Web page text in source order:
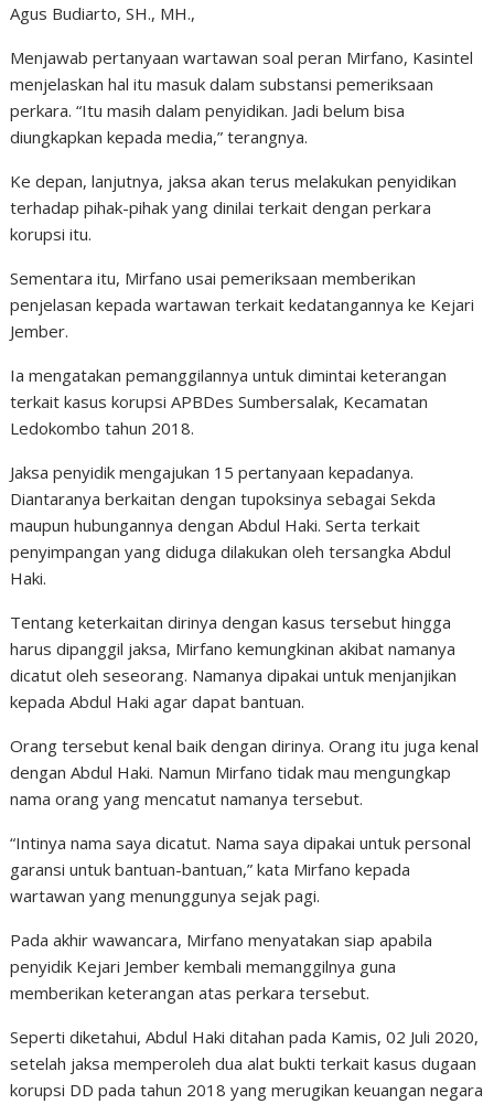
Agus Budiarto, SH., MH.,
Menjawab pertanyaan wartawan soal peran Mirfano, Kasintel
menjelaskan hal itu masuk dalam substansi pemeriksaan
perkara. “Itu masih dalam penyidikan. Jadi belum bisa
diungkapkan kepada media,” terangnya.
Ke depan, lanjutnya, jaksa akan terus melakukan penyidikan
terhadap pihak-pihak yang dinilai terkait dengan perkara
korupsi itu.
Sementara itu, Mirfano usai pemeriksaan memberikan
penjelasan kepada wartawan terkait kedatangannya ke Kejari
Jember.
Ia mengatakan pemanggilannya untuk dimintai keterangan
terkait kasus korupsi APBDes Sumbersalak, Kecamatan
Ledokombo tahun 2018.
Jaksa penyidik mengajukan 15 pertanyaan kepadanya.
Diantaranya berkaitan dengan tupoksinya sebagai Sekda
maupun hubungannya dengan Abdul Haki. Serta terkait
penyimpangan yang diduga dilakukan oleh tersangka Abdul
Haki.
Tentang keterkaitan dirinya dengan kasus tersebut hingga
harus dipanggil jaksa, Mirfano kemungkinan akibat namanya
dicatut oleh seseorang. Namanya dipakai untuk menjanjikan
kepada Abdul Haki agar dapat bantuan.
Orang tersebut kenal baik dengan dirinya. Orang itu juga kenal
dengan Abdul Haki. Namun Mirfano tidak mau mengungkap
nama orang yang mencatut namanya tersebut.
“Intinya nama saya dicatut. Nama saya dipakai untuk personal
garansi untuk bantuan-bantuan,” kata Mirfano kepada
wartawan yang menunggunya sejak pagi.
Pada akhir wawancara, Mirfano menyatakan siap apabila
penyidik Kejari Jember kembali memanggilnya guna
memberikan keterangan atas perkara tersebut.
Seperti diketahui, Abdul Haki ditahan pada Kamis, 02 Juli 2020,
setelah jaksa memperoleh dua alat bukti terkait kasus dugaan
korupsi DD pada tahun 2018 yang merugikan keuangan negara